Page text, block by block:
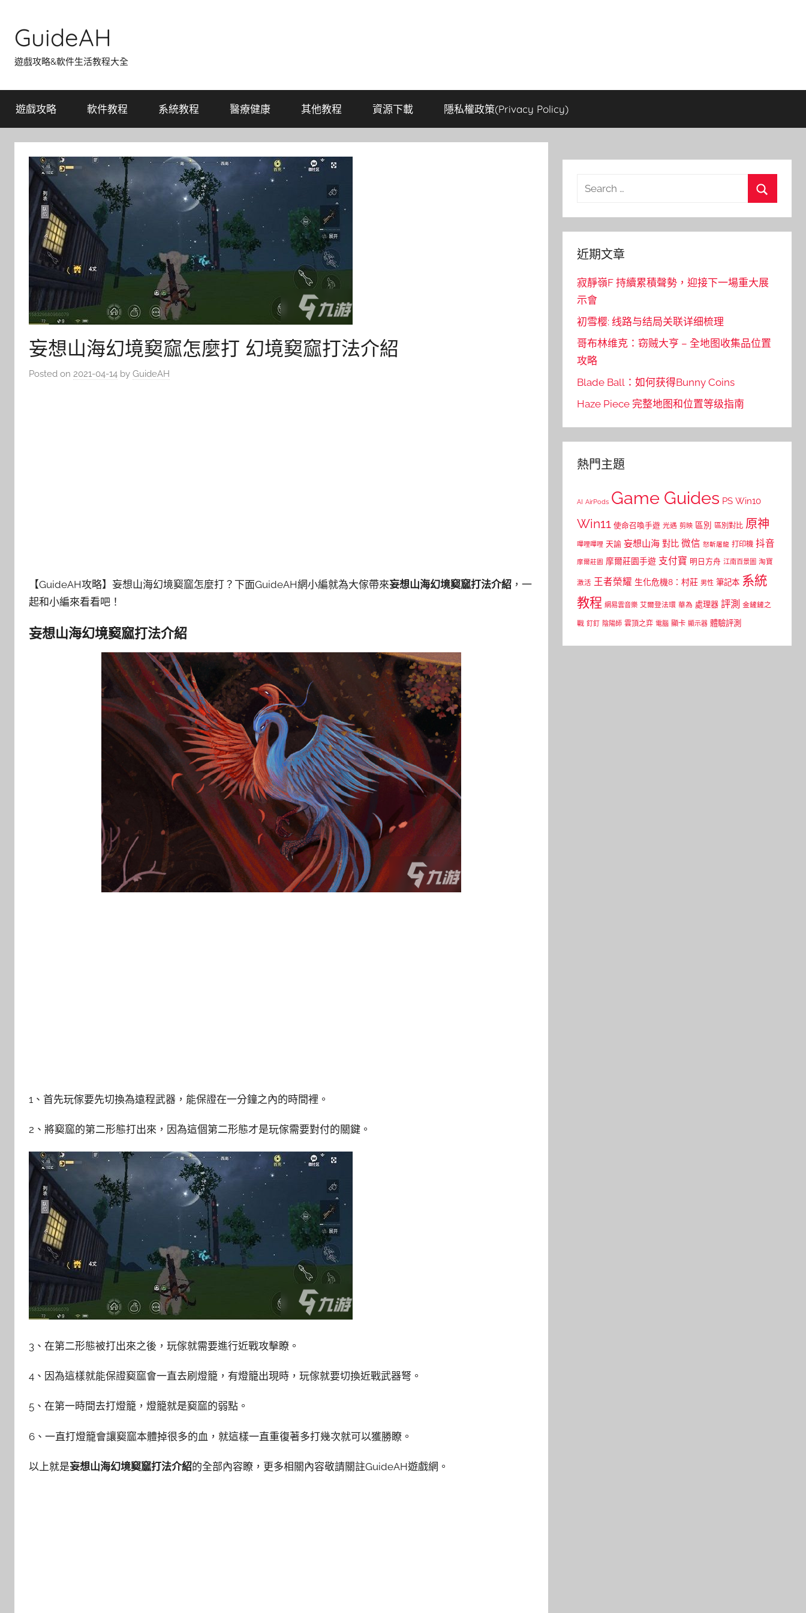
content
GuideAH
遊戲攻略&軟件生活教程大全
遊戲攻略 軟件教程 系統教程 醫療健康 其他教程 資源下載 隱私權政策(Privacy Policy)
妄想山海幻境窫窳怎麼打 幻境窫窳打法介紹
Posted on 2021-04-14 by GuideAH
【GuideAH攻略】妄想山海幻境窫窳怎麼打？下面GuideAH網小編就為大傢帶來妄想山海幻境窫窳打法介紹 ，一
起和小編來看看吧！
妄想山海幻境窫窳打法介紹
1、首先玩傢要先切換為遠程武器，能保證在一分鐘之內的時間裡。
2、將窫窳的第二形態打出來，因為這個第二形態才是玩傢需要對付的關鍵。
3、在第二形態被打出來之後，玩傢就需要進行近戰攻擊瞭。
4、因為這樣就能保證窫窳會一直去刷燈籠，有燈籠出現時，玩傢就要切換近戰武器弩。
5、在第一時間去打燈籠，燈籠就是窫窳的弱點。
6、一直打燈籠會讓窫窳本體掉很多的血，就這樣一直重復著多打幾次就可以獲勝瞭。
以上就是妄想山海幻境窫窳打法介紹的全部內容瞭，更多相關內容敬請關註GuideAH遊戲網。
Search
近期文章
寂靜嶺F 持續累積聲勢，迎接下一場重大展
示會
初雪樱: 线路与结局关联详细梳理
哥布林维克：窃贼大亨 – 全地图收集品位置
攻略
Blade Ball：如何获得Bunny Coins
Haze Piece 完整地图和位置等级指南
熱門主題
AI AirPods Game Guides PS Win10
Win11 使命召喚手遊 光遇 剪映 區別 區別對比 原神
嗶哩嗶哩 天諭 妄想山海 對比 微信 怒斬屠龍 打印機 抖音
摩爾莊園 摩爾莊園手遊 支付寶 明日方舟 江南百景圖 淘寶
激活 王者榮耀 生化危機8：村莊 男性 筆記本 系統
教程 網易雲音樂 艾爾登法環 華為 處理器 評測 金鏟鏟之
戰 釘釘 陰陽師 雲頂之弈 電腦 顯卡 顯示器 體驗評測